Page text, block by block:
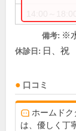
備考: ※
休診日: 日、祝
口コミ
ホームド
は、優しく丁